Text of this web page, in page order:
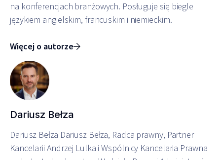
na konferencjach branżowych. Posługuje się biegle
językiem angielskim, francuskim i niemieckim.
Więcej o autorze
Dariusz Bełza
Dariusz Bełza Dariusz Bełza, Radca prawny, Partner
Kancelarii Andrzej Lulka i Wspólnicy Kancelaria Prawna